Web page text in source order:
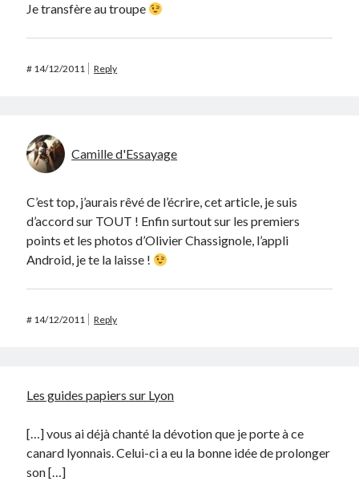
Je transfère au troupe
# 14/12/2011 Reply
Camille d'Essayage
C’est top, j’aurais rêvé de l’écrire, cet article, je suis
d’accord sur TOUT ! Enfin surtout sur les premiers
points et les photos d’Olivier Chassignole, l’appli
Android, je te la laisse !
# 14/12/2011 Reply
Les guides papiers sur Lyon
[…] vous ai déjà chanté la dévotion que je porte à ce
canard lyonnais. Celui-ci a eu la bonne idée de prolonger
son […]